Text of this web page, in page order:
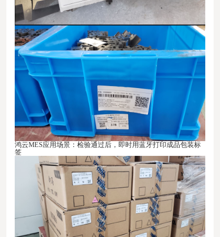
鸿云MES应用场景：检验通过后，即时用蓝牙打印成品包装标
签